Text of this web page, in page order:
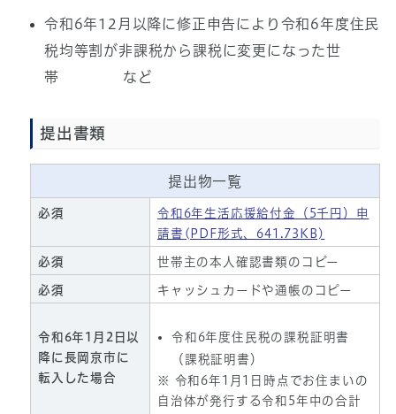
令和6年12月以降に修正申告により令和6年度住民
税均等割が非課税から課税に変更になった世
帯
など
提出書類
提出物一覧
必須
令和6年生活応援給付金（5千円）申
請書(PDF形式、641.73KB)
必須 世帯主の本人確認書類のコピー
必須 キャッシュカードや通帳のコピー
令和6年1月2日以
降に長岡京市に
転入した場合
令和6年度住民税の課税証明書
（課税証明書）
※ 令和6年1月1日時点でお住まいの
自治体が発行する令和5年中の合計